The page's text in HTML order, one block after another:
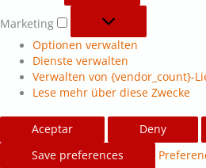
Marketing
Optionen verwalten
Dienste verwalten
Verwalten von {vendor_count}-
Lese mehr über diese Zwecke
Aceptar Deny
Save preferences